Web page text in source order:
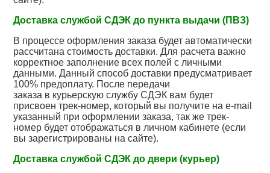
Доставка службой СДЭК до пункта выдачи (ПВЗ)
В процессе оформления заказа будет автоматически
рассчитана стоимость доставки. Для расчета важно
корректное заполнение всех полей с личными
данными. Данный способ доставки предусматривает
100% предоплату. После передачи
заказа в курьерскую службу СДЭК вам будет
присвоен трек-номер, который вы получите на e-mail
указанный при оформлении заказа, так же трек-
номер будет отображаться в личном кабинете (если
вы зарегистрированы на сайте).
Доставка службой СДЭК до двери (курьер)